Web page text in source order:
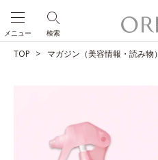
検索
メニュー
TOP マガジン（美容情報・読み物）